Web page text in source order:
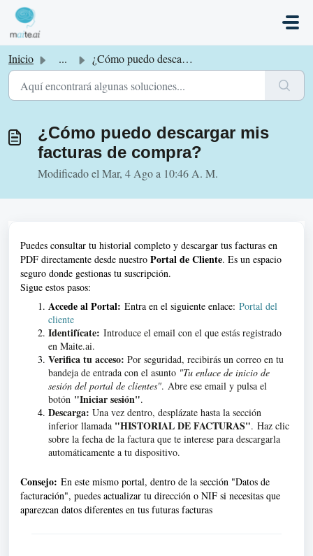
Saltar al contenido principal
Inicio ... ¿Cómo puedo descargar mis facturas de compra?
¿Cómo puedo descargar mis
facturas de compra?
Modificado el Mar, 4 Ago a 10:46 A. M.
Puedes consultar tu historial completo y descargar tus facturas en
PDF directamente desde nuestro Portal de Cliente. Es un espacio
seguro donde gestionas tu suscripción.
Sigue estos pasos:
Accede al Portal: Entra en el siguiente enlace: Portal del
cliente
Identifícate: Introduce el email con el que estás registrado
en Maite.ai.
Verifica tu acceso: Por seguridad, recibirás un correo en tu
bandeja de entrada con el asunto "Tu enlace de inicio de
sesión del portal de clientes". Abre ese email y pulsa el
botón "Iniciar sesión".
Descarga: Una vez dentro, desplázate hasta la sección
inferior llamada "HISTORIAL DE FACTURAS". Haz clic
sobre la fecha de la factura que te interese para descargarla
automáticamente a tu dispositivo.
Consejo: En este mismo portal, dentro de la sección "Datos de
facturación", puedes actualizar tu dirección o NIF si necesitas que
aparezcan datos diferentes en tus futuras facturas